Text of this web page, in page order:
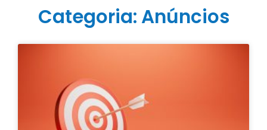
Categoria: Anúncios